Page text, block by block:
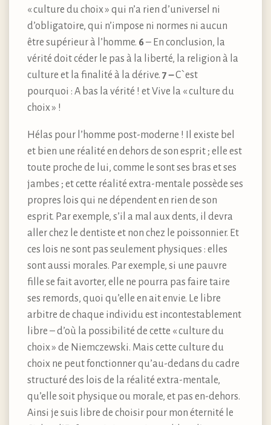
« culture du choix » qui n’a rien d’universel ni
d’obligatoire, qui n’impose ni normes ni aucun
être supérieur à l’homme. 6– En conclusion, la
vérité doit céder le pas à la liberté, la religion à la
culture et la finalité à la dérive. 7–C`est
pourquoi : A bas la vérité ! et Vive la « culture du
choix » !
Hélas pour l’homme post-moderne ! Il existe bel
et bien une réalité en dehors de son esprit ; elle est
toute proche de lui, comme le sont ses bras et ses
jambes ; et cette réalité extra-mentale possède ses
propres lois qui ne dépendent en rien de son
esprit. Par exemple, s’il a mal aux dents, il devra
aller chez le dentiste et non chez le poissonnier. Et
ces lois ne sont pas seulement physiques : elles
sont aussi morales. Par exemple, si une pauvre
fille se fait avorter, elle ne pourra pas faire taire
ses remords, quoi qu’elle en ait envie. Le libre
arbitre de chaque individu est incontestablement
libre – d’où la possibilité de cette « culture du
choix » de Niemczewski. Mais cette culture du
choix ne peut fonctionner qu’au-dedans du cadre
structuré des lois de la réalité extra-mentale,
qu’elle soit physique ou morale, et pas en-dehors.
Ainsi je suis libre de choisir pour mon éternité le